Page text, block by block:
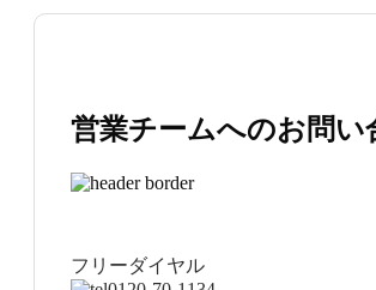
営業チームへのお問い
フリーダイヤル